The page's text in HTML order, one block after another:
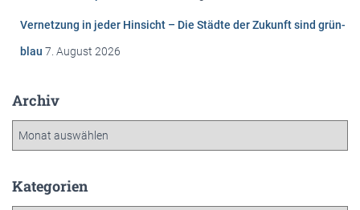
Vernetzung in jeder Hinsicht – Die Städte der Zukunft sind grün-
blau 7. August 2026
Archiv
h
Kategorien